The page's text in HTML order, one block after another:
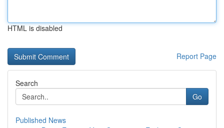
HTML is disabled
Report Page
Search
Go
Published News